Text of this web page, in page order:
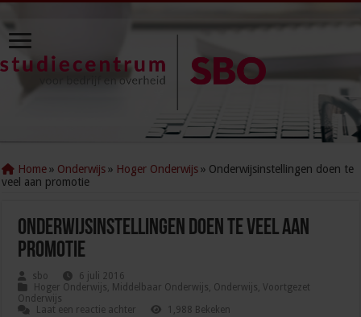
Home » Onderwijs » Hoger Onderwijs » Onderwijsinstellingen doen te
veel aan promotie
Onderwijsinstellingen doen te veel aan
promotie
sbo
6 juli 2016
Hoger Onderwijs, Middelbaar Onderwijs, Onderwijs,Voortgezet
Onderwijs
Laat een reactie achter
1,988 Bekeken